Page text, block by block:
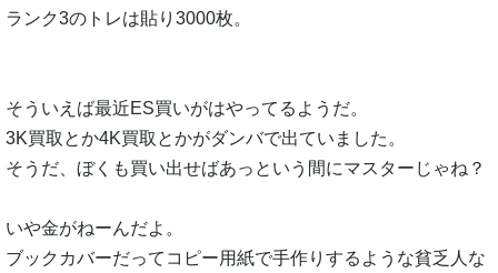
ランク3のトレは貼り3000枚。
そういえば最近ES買いがはやってるようだ。
3K買取とか4K買取とかがダンバで出ていました。
そうだ、ぼくも買い出せばあっという間にマスターじゃね？
いや金がねーんだよ。
ブックカバーだってコピー用紙で手作りするような貧乏人な